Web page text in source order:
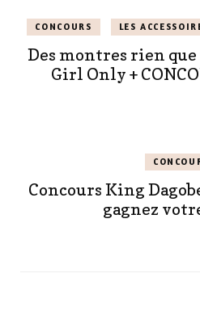
CONCOURS LES
Des montres rien
Girl Only +
Concours King
gagnez